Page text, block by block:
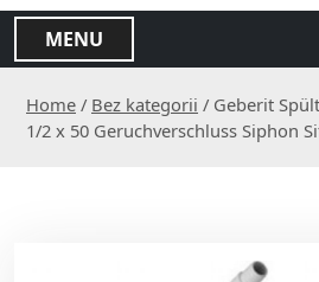
MENU
Home / Bez kategorii / Geberit
1/2 x 50 Geruchverschluss Siphon